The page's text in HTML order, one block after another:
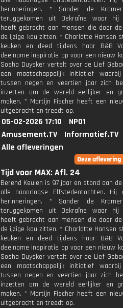
herinneringen. * Sander de
teruggekomen uit Oekraïne waar hij
heeft gebracht aan mensen die door
de ijzige kou zitten. * Charlotte Hansen
keuken en deed tijdens haar B&B
deelname inspiratie op voor een nieuw
Sosha Duysker vertelt over de Lief
een maatschappelijk initiatief waarbij
tussen negen en veertien jaar zich
inzetten om de wereld eerlijker en
maken. * Martijn Fischer heeft een
uitgebracht en treedt op.
05-02-2026 17:10
NPO1
Amusement.TV
Informatief.TV
Alle afleveringen
Tijd voor MAX: Afl. 24
Berend Keulen is 97 jaar en stond aan
alle naoorlogse Elfstedentochten. Hij
herinneringen. * Sander de
teruggekomen uit Oekraïne waar hij
heeft gebracht aan mensen die door
de ijzige kou zitten. * Charlotte Hansen
keuken en deed tijdens haar B&B
deelname inspiratie op voor een nieuw
Sosha Duysker vertelt over de Lief
een maatschappelijk initiatief waarbij
tussen negen en veertien jaar zich
inzetten om de wereld eerlijker en
maken. * Martijn Fischer heeft een
uitgebracht en treedt op.